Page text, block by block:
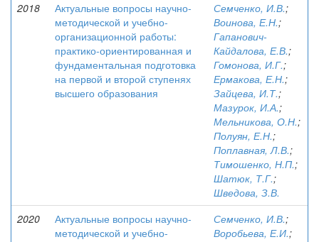
2018
Актуальные вопросы научно-
методической и учебно-
организационной работы:
практико-ориентированная и
фундаментальная подготовка
на первой и второй ступенях
высшего образования
Семченко, И.В.;
Воинова, Е.Н.;
Гапанович-
Кайдалова, Е.В.;
Гомонова, И.Г.;
Ермакова, Е.Н.;
Зайцева, И.Т.;
Мазурок, И.А.;
Мельникова, О.Н.;
Полуян, Е.Н.;
Поплавная, Л.В.;
Тимошенко, Н.П.;
Шатюк, Т.Г.;
Шведова, З.В.
2020
Актуальные вопросы научно-
методической и учебно-
Семченко, И.В.;
Воробьева, Е.И.;